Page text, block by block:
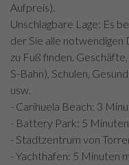
Aufpreis).
Unschlagbare Lage: Es
der Sie alle notwendigen
zu Fuß finden.
S-Bahn), Schulen,
usw.
- Carihuela Beach: 3
- Battery Park: 5
- Stadtzentrum von
- Yachthafen: 5 Minuten